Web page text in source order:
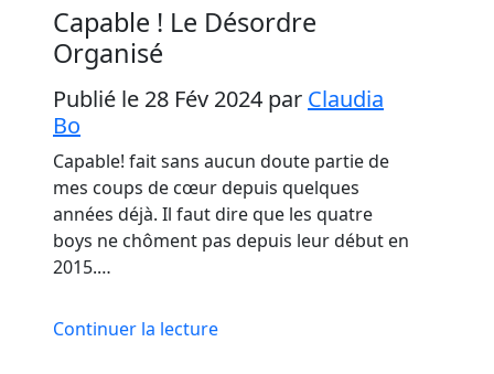
Capable ! Le Désordre
Organisé
Publié le 28 Fév 2024 par Claudia
Bo
Capable! fait sans aucun doute partie de
mes coups de cœur depuis quelques
années déjà. Il faut dire que les quatre
boys ne chôment pas depuis leur début en
2015.…
Continuer la lecture